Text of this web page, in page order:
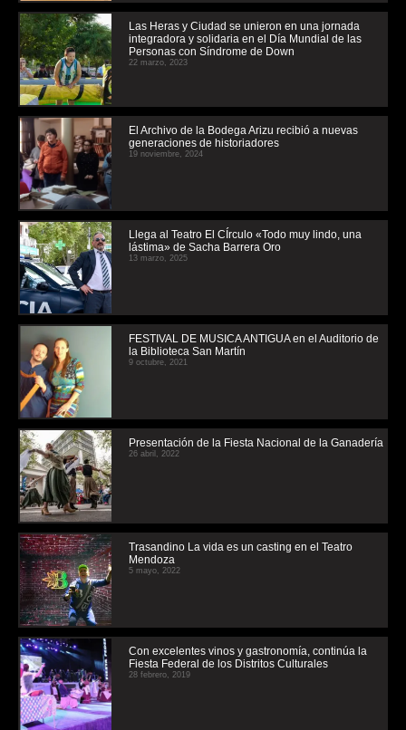
Las Heras y Ciudad se unieron en una jornada
integradora y solidaria en el Día Mundial de las
Personas con Síndrome de Down
22 marzo, 2023
El Archivo de la Bodega Arizu recibió a nuevas
generaciones de historiadores
19 noviembre, 2024
Llega al Teatro El CÍrculo «Todo muy lindo, una
lástima» de Sacha Barrera Oro
13 marzo, 2025
FESTIVAL DE MUSICA ANTIGUA en el Auditorio de
la Biblioteca San Martín
9 octubre, 2021
Presentación de la Fiesta Nacional de la Ganadería
26 abril, 2022
Trasandino La vida es un casting en el Teatro
Mendoza
5 mayo, 2022
Con excelentes vinos y gastronomía, continúa la
Fiesta Federal de los Distritos Culturales
28 febrero, 2019